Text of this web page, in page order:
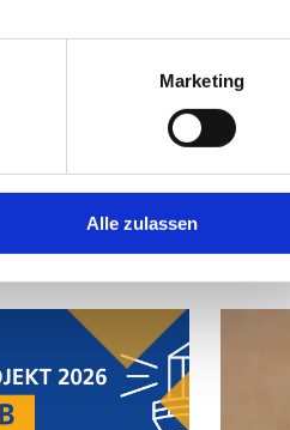
Marketing
Alle zulassen